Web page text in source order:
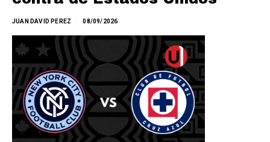
JUAN DAVID PEREZ 08/09/2026